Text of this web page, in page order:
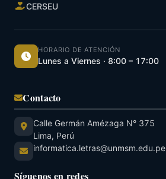
CERSEU
HORARIO DE ATENCIÓN
Lunes a Viernes · 8:00 – 17:00
Contacto
Calle Germán Amézaga N° 375
Lima, Perú
informatica.letras@unmsm.edu.pe
Síguenos en redes